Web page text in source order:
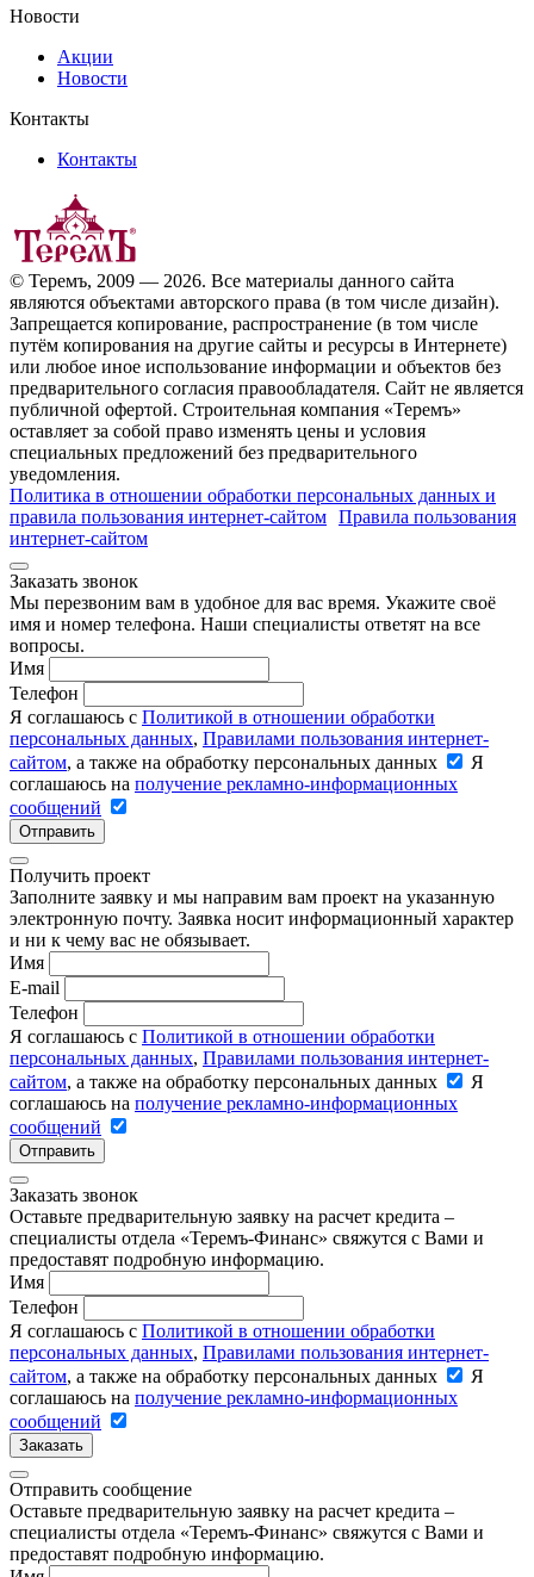
Новости
Акции
Новости
Контакты
Контакты
© Теремъ, 2009 — 2026. Все материалы данного сайта
являются объектами авторского права (в том числе дизайн).
Запрещается копирование, распространение (в том числе
путём копирования на другие сайты и ресурсы в Интернете)
или любое иное использование информации и объектов без
предварительного согласия правообладателя. Cайт не является
публичной офертой. Строительная компания «Теремъ»
оставляет за собой право изменять цены и условия
специальных предложений без предварительного
уведомления.
Политика в отношении обработки персональных данных и
правила пользования интернет-сайтом Правила пользования
интернет-сайтом
Заказать звонок
Мы перезвоним вам в удобное для вас время. Укажите своё
имя и номер телефона. Наши специалисты ответят на все
вопросы.
Имя
Телефон
Я соглашаюсь с Политикой в отношении обработки
персональных данных, Правилами пользования интернет-
сайтом, а также на обработку персональных данных
Я
соглашаюсь на получение рекламно-информационных
сообщений
Отправить
Получить проект
Заполните заявку и мы направим вам проект на указанную
электронную почту. Заявка носит информационный характер
и ни к чему вас не обязывает.
Имя
E-mail
Телефон
Я соглашаюсь с Политикой в отношении обработки
персональных данных, Правилами пользования интернет-
сайтом, а также на обработку персональных данных
Я
соглашаюсь на получение рекламно-информационных
сообщений
Отправить
Заказать звонок
Оставьте предварительную заявку на расчет кредита –
специалисты отдела «Теремъ-Финанс» свяжутся с Вами и
предоставят подробную информацию.
Имя
Телефон
Я соглашаюсь с Политикой в отношении обработки
персональных данных, Правилами пользования интернет-
сайтом, а также на обработку персональных данных
Я
соглашаюсь на получение рекламно-информационных
сообщений
Заказать
Отправить сообщение
Оставьте предварительную заявку на расчет кредита –
специалисты отдела «Теремъ-Финанс» свяжутся с Вами и
предоставят подробную информацию.